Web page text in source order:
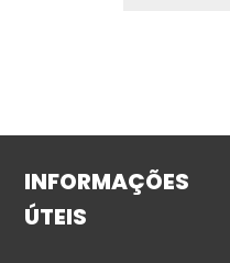
INFORMAÇÕES
ÚTEIS